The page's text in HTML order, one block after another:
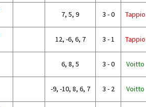
7, 5, 9 3 - 0 Tappio
12, -6, 6, 7 3 - 1 Tappio
6, 8, 5 3 - 0 Voitto
-9, -10, 8, 6, 7 3 - 2 Voitto